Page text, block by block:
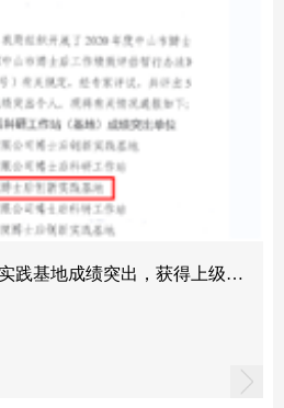
喜报！我院博士后创新实践基地成绩突出，获得上级表彰